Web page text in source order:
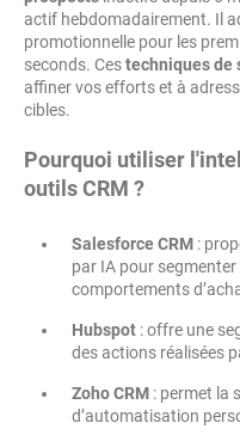
actif hebdomadairement. Il
promotionnelle pour les
seconds. Cestechniques de
affiner vos efforts et à
cibles.
Pourquoi utiliser
outils CRM ?
Salesforce CRM :
par IA pour
comportements
Hubspot : offre une
des actions réalisées
Zoho CRM : permet la
d’automatisation